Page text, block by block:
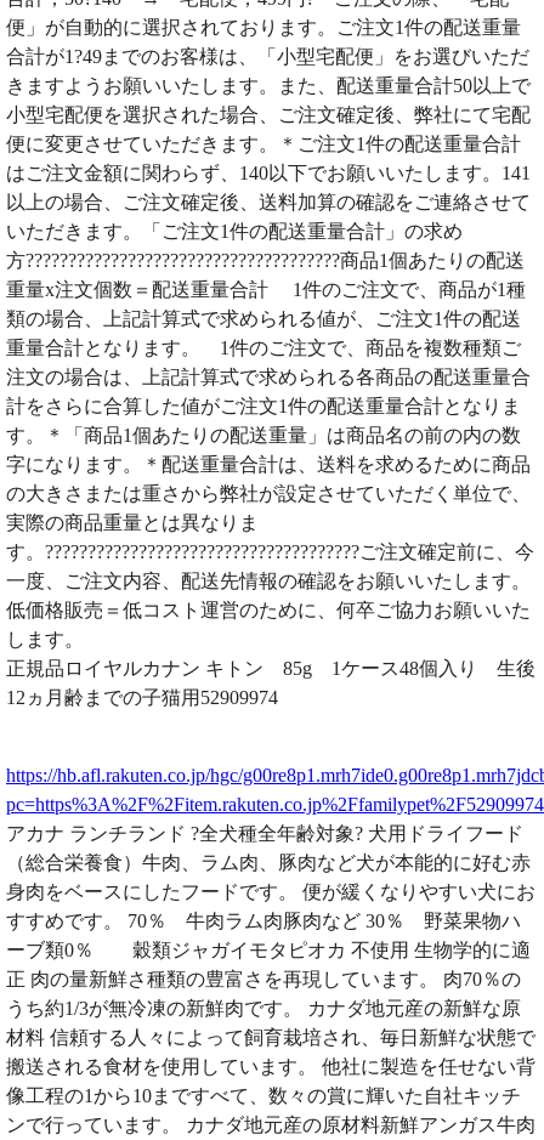
便」が自動的に選択されております。ご注文1件の配送重量
合計が1?49までのお客様は、「小型宅配便」をお選びいただ
きますようお願いいたします。また、配送重量合計50以上で
小型宅配便を選択された場合、ご注文確定後、弊社にて宅配
便に変更させていただきます。＊ご注文1件の配送重量合計
はご注文金額に関わらず、140以下でお願いいたします。141
以上の場合、ご注文確定後、送料加算の確認をご連絡させて
いただきます。「ご注文1件の配送重量合計」の求め
方?????????????????????????????????????商品1個あたりの配送
重量x注文個数＝配送重量合計 1件のご注文で、商品が1種
類の場合、上記計算式で求められる値が、ご注文1件の配送
重量合計となります。 1件のご注文で、商品を複数種類ご
注文の場合は、上記計算式で求められる各商品の配送重量合
計をさらに合算した値がご注文1件の配送重量合計となりま
す。＊「商品1個あたりの配送重量」は商品名の前の内の数
字になります。＊配送重量合計は、送料を求めるために商品
の大きさまたは重さから弊社が設定させていただく単位で、
実際の商品重量とは異なりま
す。?????????????????????????????????????ご注文確定前に、今
一度、ご注文内容、配送先情報の確認をお願いいたします。
低価格販売＝低コスト運営のために、何卒ご協力お願いいた
します。
正規品ロイヤルカナン キトン 85g 1ケース48個入り 生後
12ヵ月齢までの子猫用52909974
https://hb.afl.rakuten.co.jp/hgc/
アカナ ランチランド ?全犬種全年齢対象? 犬用ドライフード
（総合栄養食）牛肉、ラム肉、豚肉など犬が本能的に好む赤
身肉をベースにしたフードです。 便が緩くなりやすい犬にお
すすめです。 70％ 牛肉ラム肉豚肉など 30％ 野菜果物ハ
ーブ類0％ 穀類ジャガイモタピオカ 不使用 生物学的に適
正 肉の量新鮮さ種類の豊富さを再現しています。 肉70％の
うち約1/3が無冷凍の新鮮肉です。 カナダ地元産の新鮮な原
材料 信頼する人々によって飼育栽培され、毎日新鮮な状態で
搬送される食材を使用しています。 他社に製造を任せない背
像工程の1から10まですべて、数々の賞に輝いた自社キッチ
ンで行っています。 カナダ地元産の原材料新鮮アンガス牛肉